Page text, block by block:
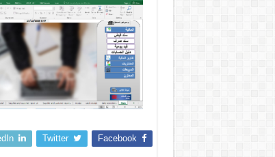
Facebook
Twitter